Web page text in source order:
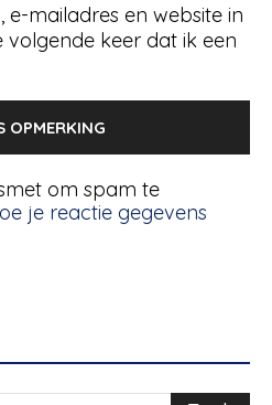
mailadres en website in
keer dat ik een
om spam te
je reactie gegevens